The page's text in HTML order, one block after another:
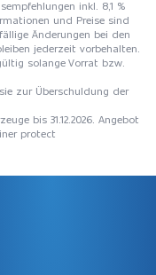
inkl. 8,1 %
und Preise sind
Änderungen bei den
jederzeit vorbehalten.
solange Vorrat bzw.
zur Überschuldung der
bis 31.12.2026. Angebot
protect